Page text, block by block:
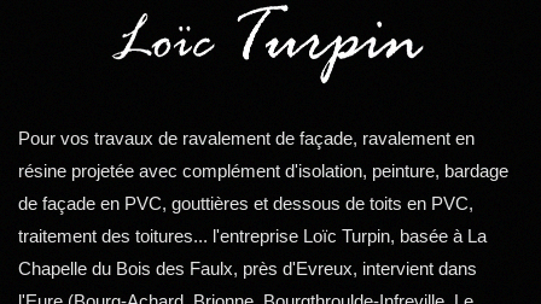
Pour vos travaux de ravalement de façade, ravalement en
résine projetée avec complément d'isolation, peinture, bardage
de façade en PVC, gouttières et dessous de toits en PVC,
traitement des toitures... l'entreprise Loïc Turpin, basée à La
Chapelle du Bois des Faulx, près d'Evreux, intervient dans